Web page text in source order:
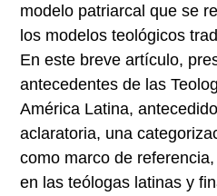
modelo patriarcal que se
los modelos teológicos
En este breve artículo,
antecedentes de las
América Latina,
aclaratoria, una
como marco de
en las teólogas latinas y